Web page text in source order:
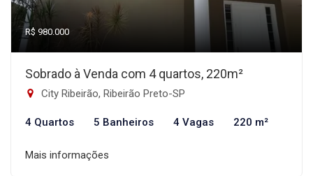
R$ 980.000
Sobrado à Venda com 4 quartos, 220m²
City Ribeirão, Ribeirão Preto-SP
4 Quartos 5 Banheiros 4 Vagas 220 m²
Mais informações